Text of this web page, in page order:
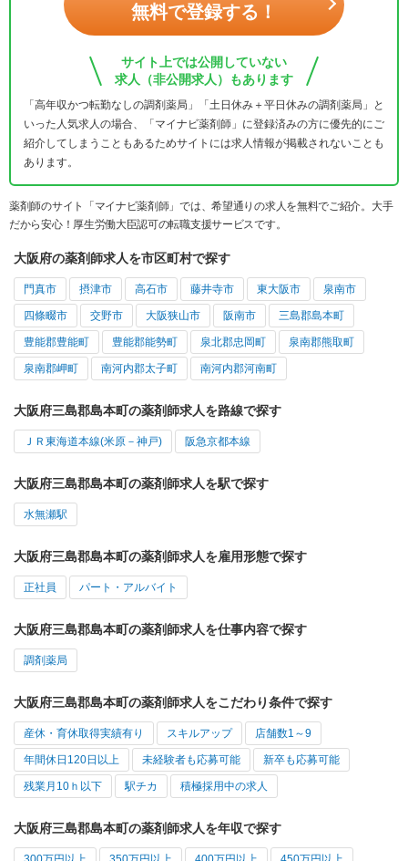
無料で登録する！
サイト上では公開していない
求人（非公開求人）もあります
「高年収かつ転勤なしの調剤薬局」「土日休み＋平日休みの調剤薬局」と
いった人気求人の場合、「マイナビ薬剤師」に登録済みの方に優先的にご
紹介してしまうこともあるためサイトには求人情報が掲載されないことも
あります。
薬剤師のサイト「マイナビ薬剤師」では、希望通りの求人を無料でご紹介。大手
だから安心！厚生労働大臣認可の転職支援サービスです。
大阪府の薬剤師求人を市区町村で探す
門真市 摂津市 高石市 藤井寺市 東大阪市 泉南市
四條畷市 交野市 大阪狭山市 阪南市 三島郡島本町
豊能郡豊能町 豊能郡能勢町 泉北郡忠岡町 泉南郡熊取町
泉南郡岬町 南河内郡太子町 南河内郡河南町
大阪府三島郡島本町の薬剤師求人を路線で探す
ＪＲ東海道本線(米原－神戸) 阪急京都本線
大阪府三島郡島本町の薬剤師求人を駅で探す
水無瀬駅
大阪府三島郡島本町の薬剤師求人を雇用形態で探す
正社員 パート・アルバイト
大阪府三島郡島本町の薬剤師求人を仕事内容で探す
調剤薬局
大阪府三島郡島本町の薬剤師求人をこだわり条件で探す
産休・育休取得実績有り スキルアップ 店舗数1～9
年間休日120日以上 未経験者も応募可能 新卒も応募可能
残業月10ｈ以下 駅チカ 積極採用中の求人
大阪府三島郡島本町の薬剤師求人を年収で探す